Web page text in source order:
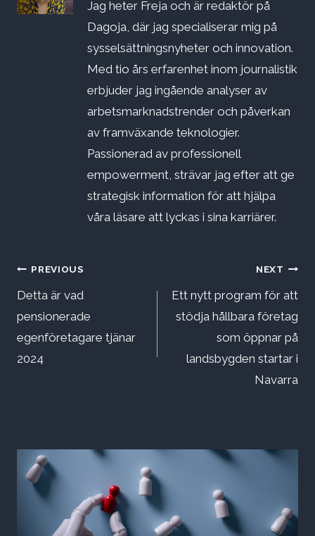
Jag heter Freja och är redaktör på
Dagoja, där jag specialiserar mig på
sysselsättningsnyheter och innovation.
Med tio års erfarenhet inom journalistik
erbjuder jag ingående analyser av
arbetsmarknadstrender och påverkan
av framväxande teknologier.
Passionerad av professionell
empowerment, strävar jag efter att ge
strategisk information för att hjälpa
våra läsare att lyckas i sina karriärer.
Inläggsnavigering
PREVIOUS
Detta är vad
pensionerade
egenföretagare tjänar
2024
NEXT
Ett nytt program för att
stödja hållbara företag
som öppnar på
landsbygden startar i
Navarra